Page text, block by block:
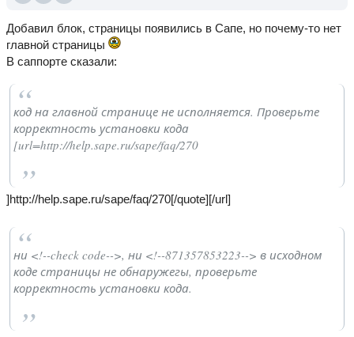
Добавил блок, страницы появились в Сапе, но почему-то нет
главной страницы
В саппорте сказали:
код на главной странице не исполняется. Проверьте
корректность установки кода
[url=http://help.sape.ru/sape/faq/270
]http://help.sape.ru/sape/faq/270[/quote][/url]
ни <!--check code-->, ни <!--871357853223--> в исходном
коде страницы не обнаружегы, проверьте
корректность установки кода.